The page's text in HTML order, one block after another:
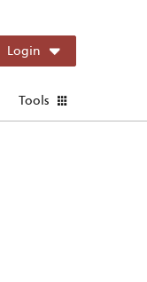
Login
Tools